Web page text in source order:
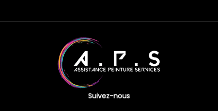
Suivez-nous